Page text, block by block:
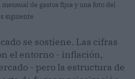
de gastos fijos y una foto del
siguiente
se sostiene. Las cifras
el entorno - inflación,
- pero la estructura de